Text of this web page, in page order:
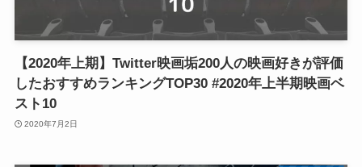
【2020年上期】Twitter映画垢200人の映画好きが評価
したおすすめランキングTOP30 #2020年上半期映画ベ
スト10
2020年7月2日